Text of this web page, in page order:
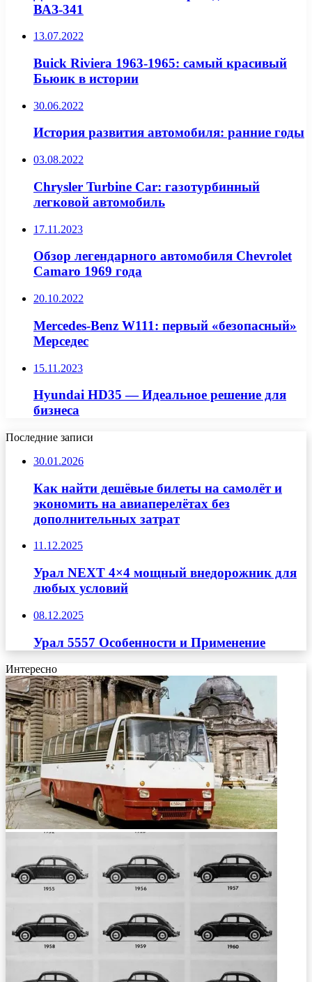
ВАЗ-341
13.07.2022
Buick Riviera 1963-1965: самый красивый
Бьюик в истории
30.06.2022
История развития автомобиля: ранние годы
03.08.2022
Chrysler Turbine Car: газотурбинный
легковой автомобиль
17.11.2023
Обзор легендарного автомобиля Chevrolet
Camaro 1969 года
20.10.2022
Mercedes-Benz W111: первый «безопасный»
Мерседес
15.11.2023
Hyundai HD35 — Идеальное решение для
бизнеса
Последние записи
30.01.2026
Как найти дешёвые билеты на самолёт и
экономить на авиаперелётах без
дополнительных затрат
11.12.2025
Урал NEXT 4×4 мощный внедорожник для
любых условий
08.12.2025
Урал 5557 Особенности и Применение
Интересно